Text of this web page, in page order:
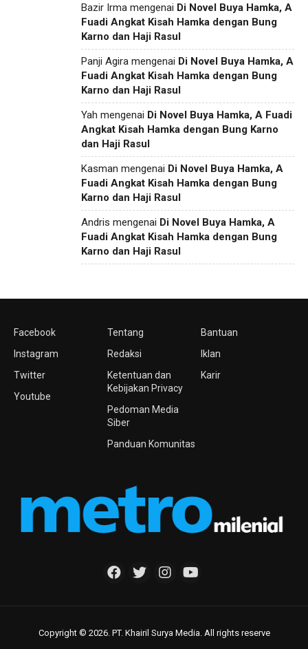
Bazir Irma mengenai Di Novel Buya Hamka, A
Fuadi Angkat Kisah Hamka dengan Bung
Karno dan Haji Rasul
Panji Agira mengenai Di Novel Buya Hamka, A
Fuadi Angkat Kisah Hamka dengan Bung
Karno dan Haji Rasul
Yah mengenai Di Novel Buya Hamka, A Fuadi
Angkat Kisah Hamka dengan Bung Karno
dan Haji Rasul
Kasman mengenai Di Novel Buya Hamka, A
Fuadi Angkat Kisah Hamka dengan Bung
Karno dan Haji Rasul
Andris mengenai Di Novel Buya Hamka, A
Fuadi Angkat Kisah Hamka dengan Bung
Karno dan Haji Rasul
Facebook
Instagram
Twitter
Youtube
Tentang
Redaksi
Ketentuan dan
Kebijakan Privacy
Pedoman Media
Siber
Panduan Komunitas
Bantuan
Iklan
Karir
Copyright © 2026. PT. Khairil Surya Media. All rights reserve